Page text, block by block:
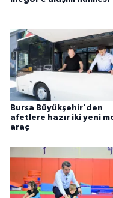
Bursa Büyükşehir'den
afetlere hazır iki yeni
araç